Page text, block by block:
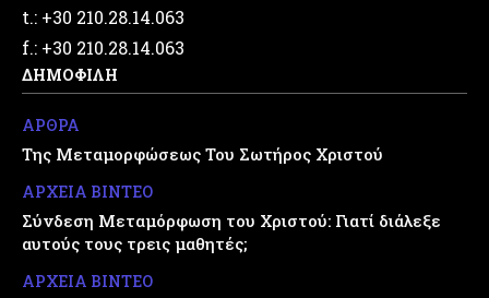
t.: +30 210.28.14.063
f.: +30 210.28.14.063
ΔΗΜΟΦΙΛΗ
ΑΡΘΡΑ
Της Μεταμορφώσεως Του Σωτήρος Χριστού
ΑΡΧΕΙΑ ΒΙΝΤΕΟ
Σύνδεση Μεταμόρφωση του Χριστού: Γιατί διάλεξε
αυτούς τους τρεις μαθητές;
ΑΡΧΕΙΑ ΒΙΝΤΕΟ